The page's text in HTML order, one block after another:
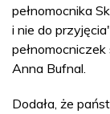
pełnomocnika
i nie do
Anna Bufnal.
Dodała, że